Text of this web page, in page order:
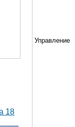
18
Управление